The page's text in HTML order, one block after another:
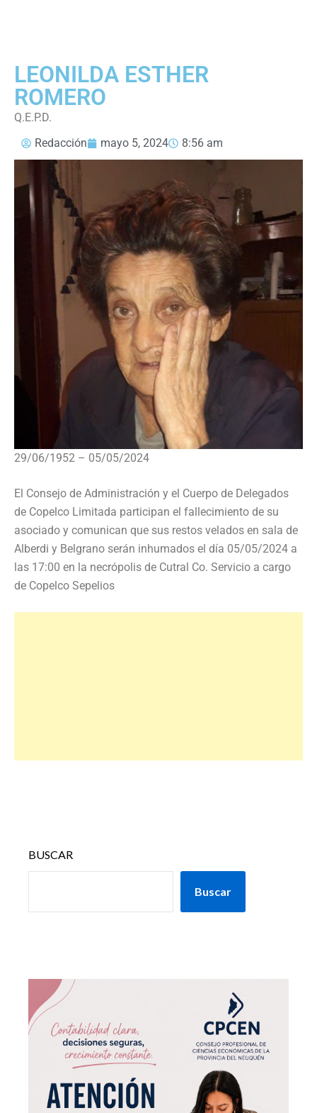
LEONILDA ESTHER
ROMERO
Q.E.P.D.
Redacción
mayo 5, 2024 8:56 am
29/06/1952 – 05/05/2024
El Consejo de Administración y el Cuerpo de Delegados
de Copelco Limitada participan el fallecimiento de su
asociado y comunican que sus restos velados en sala de
Alberdi y Belgrano serán inhumados el día 05/05/2024 a
las 17:00 en la necrópolis de Cutral Co. Servicio a cargo
de Copelco Sepelios
BUSCAR
Buscar